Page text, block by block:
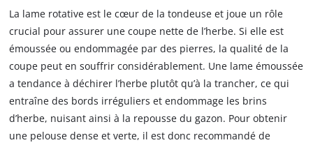
La lame rotative est le cœur de la tondeuse et joue un rôle
crucial pour assurer une coupe nette de l’herbe. Si elle est
émoussée ou endommagée par des pierres, la qualité de la
coupe peut en souffrir considérablement. Une lame émoussée
a tendance à déchirer l’herbe plutôt qu’à la trancher, ce qui
entraîne des bords irréguliers et endommage les brins
d’herbe, nuisant ainsi à la repousse du gazon. Pour obtenir
une pelouse dense et verte, il est donc recommandé de